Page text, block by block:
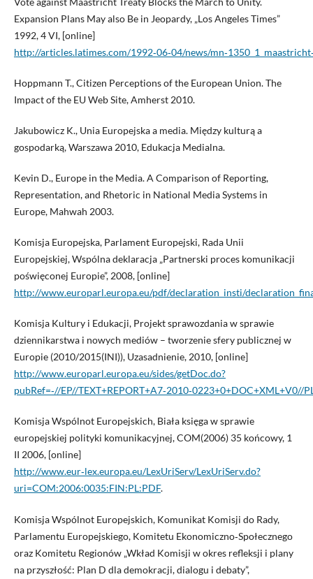
Expansion Plans May also Be in Jeopardy, „Los Angeles Times”
1992, 4 VI, [online]
http://articles.latimes.com/1992‑06‑04/news/
Hoppmann T., Citizen Perceptions of the European Union. The
Impact of the EU Web Site, Amherst 2010.
Jakubowicz K., Unia Europejska a media. Między kulturą a
gospodarką, Warszawa 2010, Edukacja Medialna.
Kevin D., Europe in the Media. A Comparison of Reporting,
Representation, and Rhetoric in National Media Systems in
Europe, Mahwah 2003.
Komisja Europejska, Parlament Europejski, Rada Unii
Europejskiej, Wspólna deklaracja „Partnerski proces komunikacji
poświęconej Europie”, 2008, [online]
http://www.europarl.europa.eu/pdf/declaration_insti/
Komisja Kultury i Edukacji, Projekt sprawozdania w sprawie
dziennikarstwa i nowych mediów – tworzenie sfery publicznej w
Europie (2010/2015(INI)), Uzasadnienie, 2010, [online]
http://www.europarl.europa.eu/sides/getDoc.do?
pubRef=‑//EP//TEXT+REPORT+A7‑2010‑0223+0+DOC+XML+V0//
Komisja Wspólnot Europejskich, Biała księga w sprawie
europejskiej polityki komunikacyjnej, COM(2006) 35 końcowy, 1
II 2006, [online]
http://www.eur‑lex.europa.eu/LexUriServ/LexUriServ.do?
uri=COM:2006:0035:FIN:PL:PDF.
Komisja Wspólnot Europejskich, Komunikat Komisji do Rady,
Parlamentu Europejskiego, Komitetu Ekonomiczno‑Społecznego
oraz Komitetu Regionów „Wkład Komisji w okres refleksji i plany
na przyszłość: Plan D dla demokracji, dialogu i debaty”,